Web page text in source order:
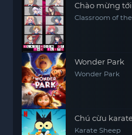
Chào mừng
Classroom of
Wonder Park
Wonder Park
Chú cừu
Karate Sheep